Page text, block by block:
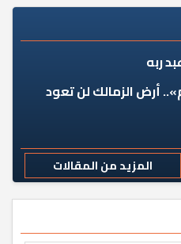
ربه
أرض الزمالك لن تعود
المزيد من المقالات